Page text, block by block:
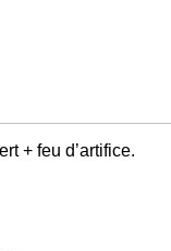
+ feu d’artifice.